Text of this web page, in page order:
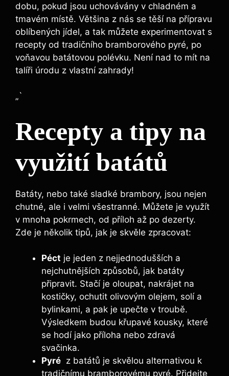
dobu, pokud jsou uchovávány v chladném a
tmavém místě. Většina ‌z nás se​ těší na ⁣přípravu
oblíbených jídel, a tak můžete experimentovat ‍s
recepty od tradičního ‌bramborového pyré, po
voňavou batátovou polévku. Není ‌nad to mít na ​
talíři úrodu z vlastní ‍zahrady!
„`
Recepty a tipy na
využití batátů
Batáty, nebo také sladké brambory, jsou nejen⁣
chutné, ​ale‌ i velmi všestranné. Můžete je využít
v mnoha pokrmech, ​od příloh ⁣až⁣ po‍ dezerty.
Zde je několik tipů, jak je skvěle zpracovat:
Péct je jeden ⁤z nejjednodušších ‌a⁢
nejchutnějších způsobů, jak batáty
připravit.‍ Stačí je oloupat, nakrájet ⁤na
kostičky, ochutit olivovým olejem, ‍solí a
bylinkami, a ‌pak je upečte v ​troubě.
Výsledkem budou křupavé kousky,​ které
se hodí jako příloha nebo zdravá
‌svačinka.
Pyré ⁢ z‌ batátů je ‌skvělou alternativou k
tradičnímu bramborovému pyré. Přidejte